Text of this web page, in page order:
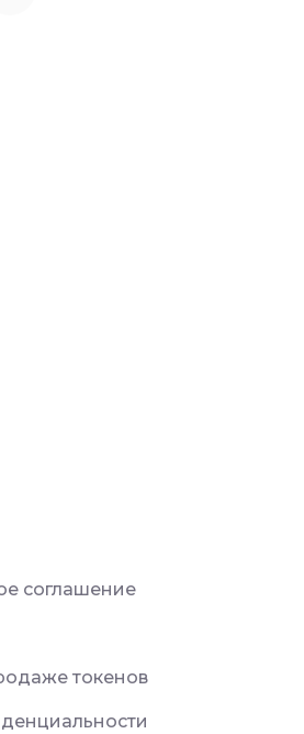
соглашение
токенов